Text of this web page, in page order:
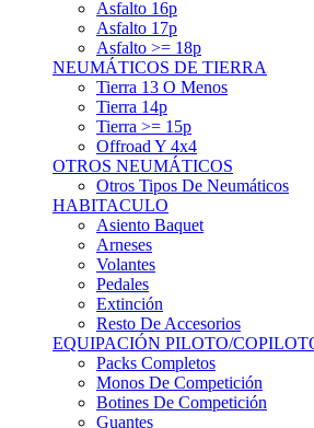
Asfalto >= 18p
NEUMÁTICOS DE TIERRA
Tierra 13 O Menos
Tierra 14p
Tierra >= 15p
Offroad Y 4x4
OTROS NEUMÁTICOS
Otros Tipos De Neumáticos
HABITACULO
Asiento Baquet
Arneses
Volantes
Pedales
Extinción
Resto De Accesorios
EQUIPACIÓN PILOTO/COPILOTO
Packs Completos
Monos De Competición
Botines De Competición
Guantes
Ropa Interior